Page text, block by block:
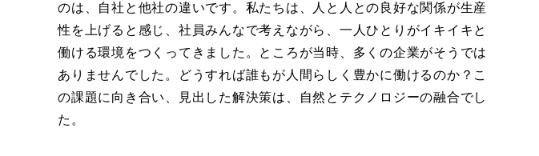
のは、自社と他社の違いです。私たちは、人と人との良好な関係が生産
性を上げると感じ、社員みんなで考えながら、一人ひとりがイキイキと
働ける環境をつくってきました。ところが当時、多くの企業がそうでは
ありませんでした。どうすれば誰もが人間らしく豊かに働けるのか？こ
の課題に向き合い、見出した解決策は、自然とテクノロジーの融合でし
た。